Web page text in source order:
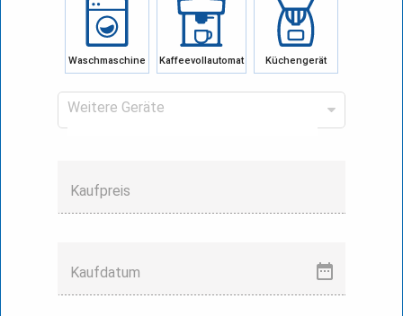
Waschmaschine Kaffeevollautomat Küchengerät
Weitere Geräte
Kaufpreis
Kaufdatum